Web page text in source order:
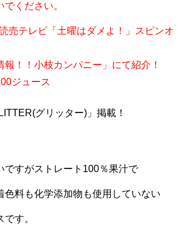
ください。
売テレビ「土曜はダメよ！」スピンオ
報！！小枝カンパニー」にて紹介！
ジュース
グリッター)」掲載！
ですがストレート100％果汁で
色料も化学添加物も使用していない
す。